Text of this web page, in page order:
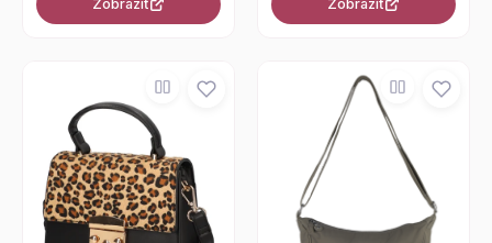
Zobraziť Zobraziť